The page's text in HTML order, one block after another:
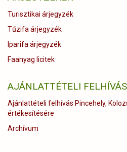
Turisztikai árjegyzék
Tűzifa árjegyzék
Iparifa árjegyzék
Faanyag licitek
AJÁNLATTÉTELI FELHÍVÁS
Ajánlattételi felhívás Pincehely,
értékesítésére
Archívum